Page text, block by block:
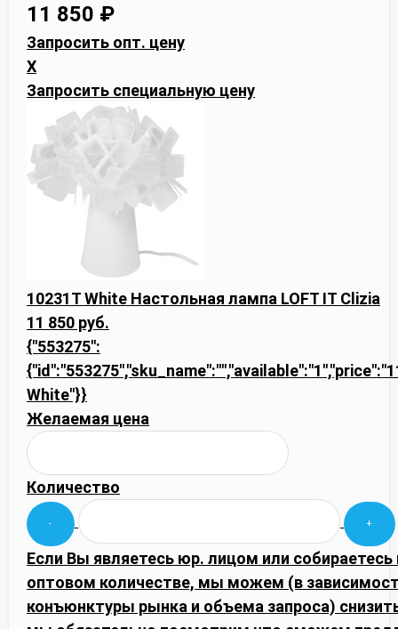
11 850 ₽
Запросить опт. цену
X
Запросить специальную цену
10231T White Настольная лампа LOFT IT Clizia
11 850 руб.
{"553275":
White"}}
Желаемая цена
Количество
Если Вы являетесь юр. лицом или собираетесь
оптовом количестве, мы можем (в
конъюнктуры рынка и объема запроса)